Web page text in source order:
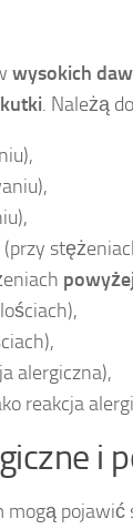
wysokich
. Należą
(przy
alergiczna),
reakcja
i
mogą pojawić